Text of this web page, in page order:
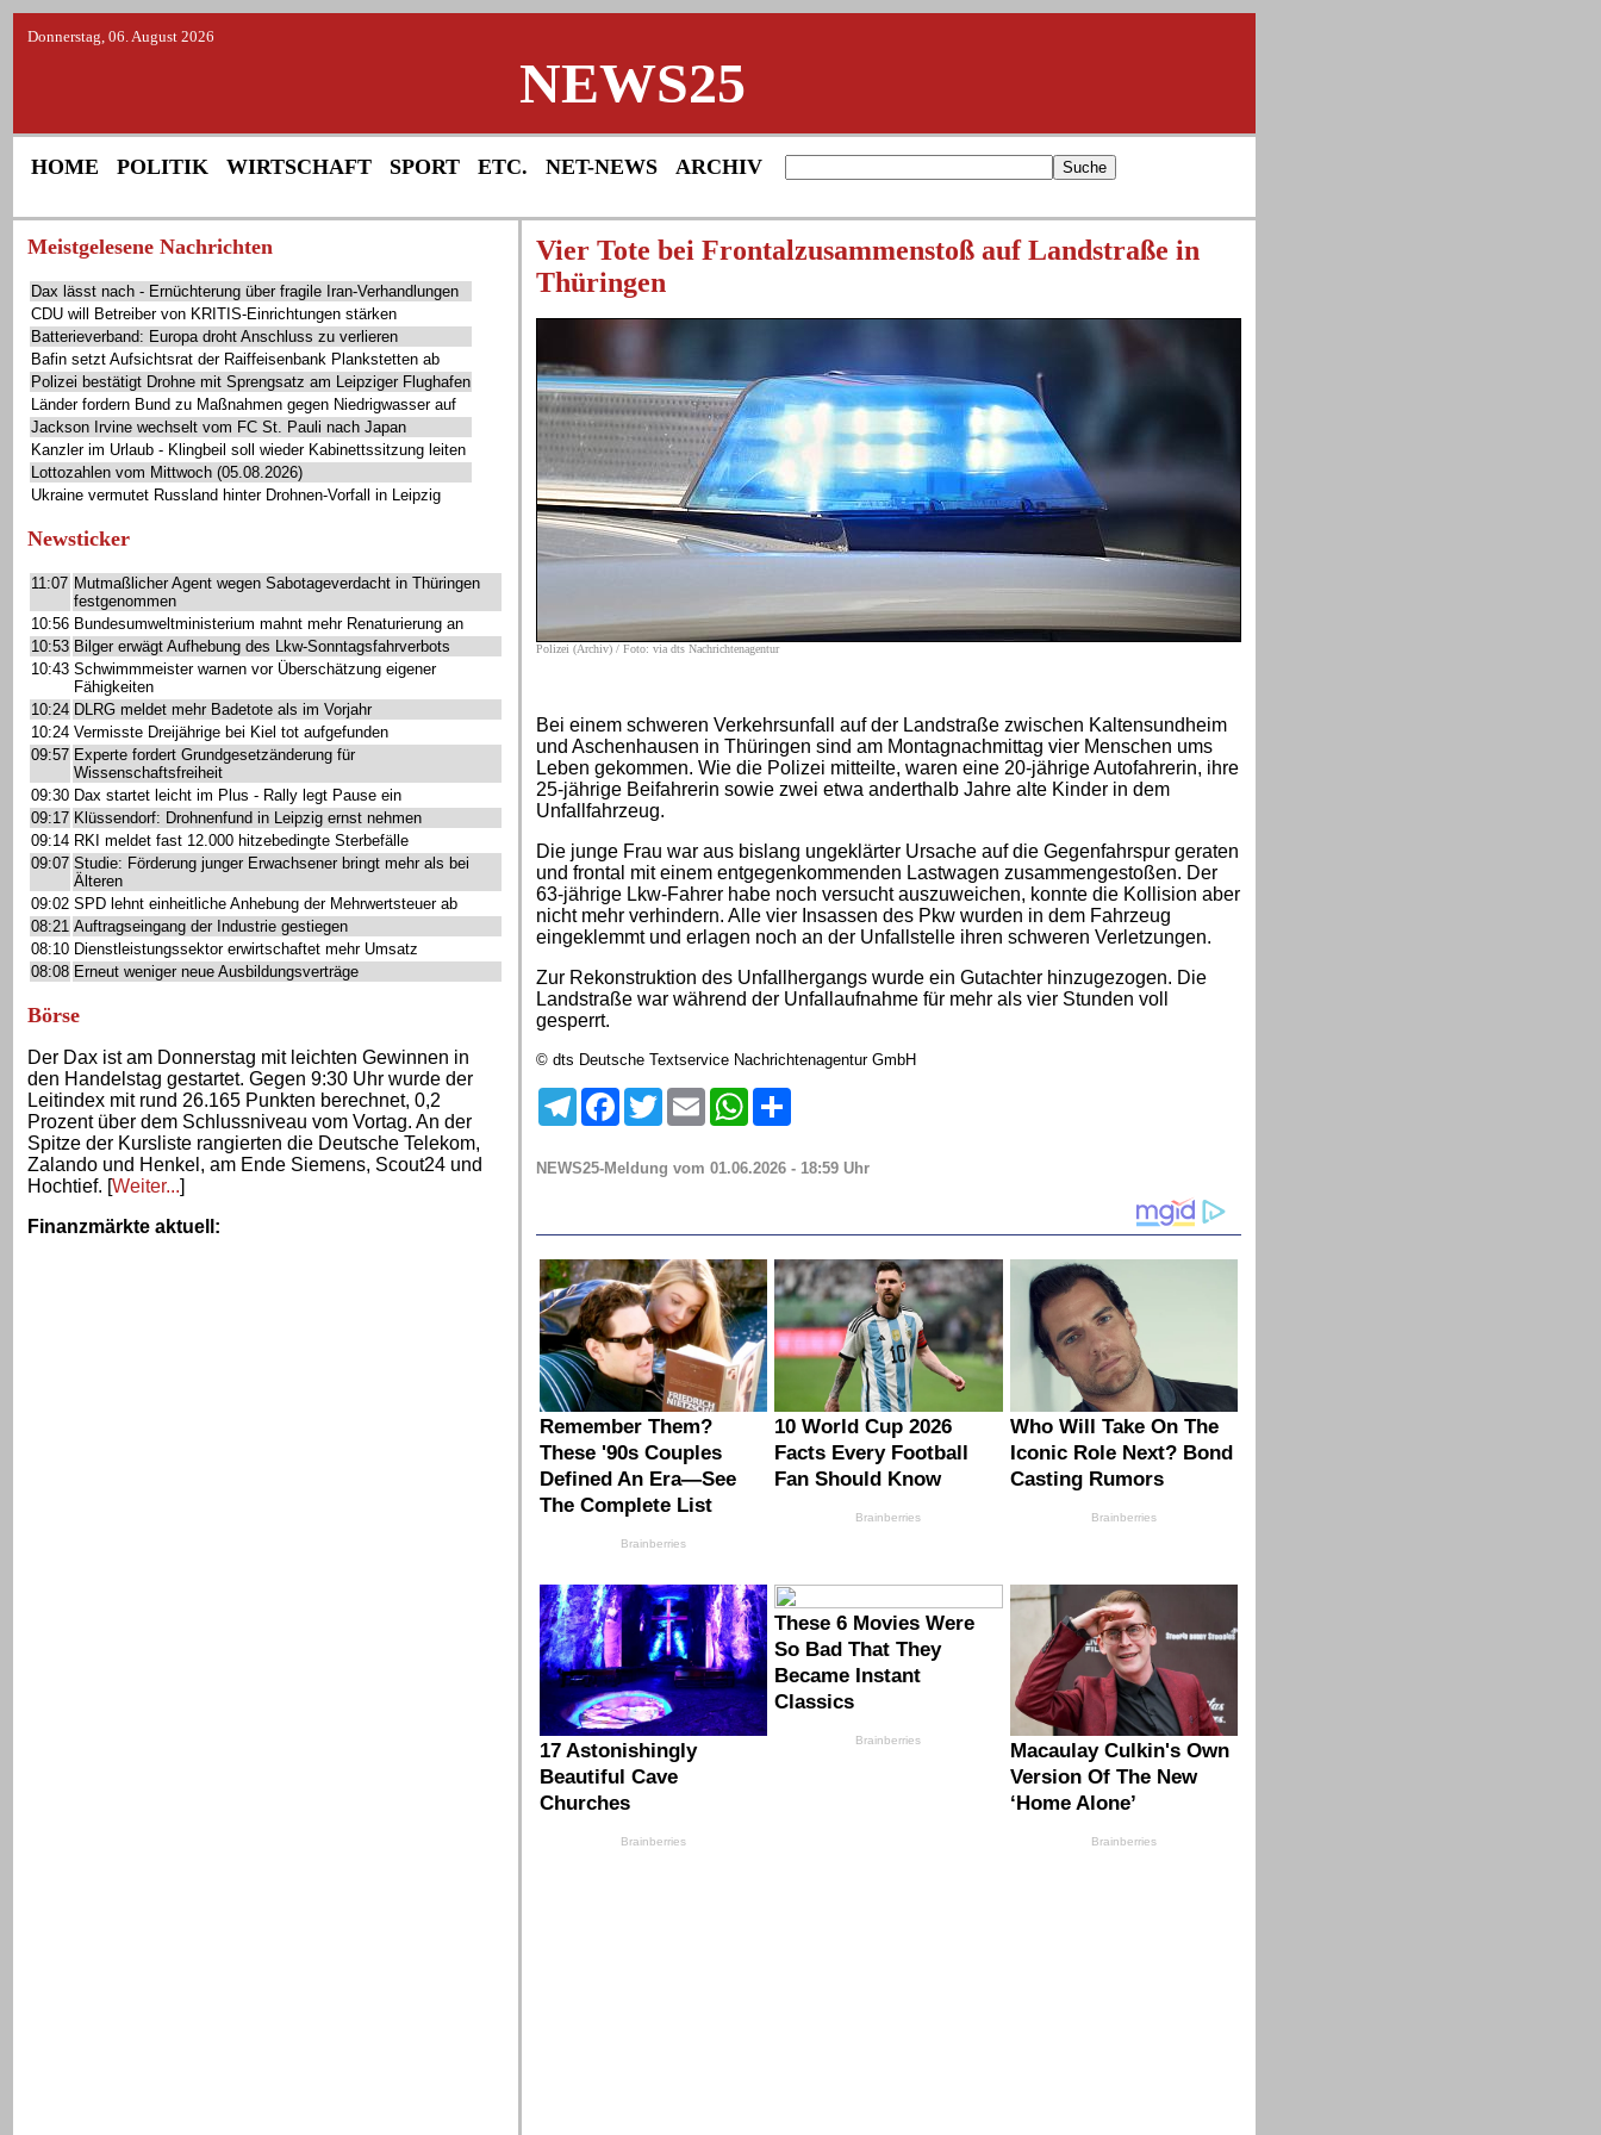
Donnerstag, 06. August 2026
NEWS25
HOME POLITIK WIRTSCHAFT SPORT ETC. NET-NEWS ARCHIV
Meistgelesene Nachrichten
Dax lässt nach - Ernüchterung über fragile Iran-Verhandlungen
CDU will Betreiber von KRITIS-Einrichtungen stärken
Batterieverband: Europa droht Anschluss zu verlieren
Bafin setzt Aufsichtsrat der Raiffeisenbank Plankstetten ab
Polizei bestätigt Drohne mit Sprengsatz am Leipziger Flughafen
Länder fordern Bund zu Maßnahmen gegen Niedrigwasser auf
Jackson Irvine wechselt vom FC St. Pauli nach Japan
Kanzler im Urlaub - Klingbeil soll wieder Kabinettssitzung leiten
Lottozahlen vom Mittwoch (05.08.2026)
Ukraine vermutet Russland hinter Drohnen-Vorfall in Leipzig
Newsticker
11:07 Mutmaßlicher Agent wegen Sabotageverdacht in Thüringen
festgenommen
10:56 Bundesumweltministerium mahnt mehr Renaturierung an
10:53 Bilger erwägt Aufhebung des Lkw-Sonntagsfahrverbots
10:43 Schwimmmeister warnen vor Überschätzung eigener
Fähigkeiten
10:24 DLRG meldet mehr Badetote als im Vorjahr
10:24 Vermisste Dreijährige bei Kiel tot aufgefunden
09:57 Experte fordert Grundgesetzänderung für
Wissenschaftsfreiheit
09:30 Dax startet leicht im Plus - Rally legt Pause ein
09:17 Klüssendorf: Drohnenfund in Leipzig ernst nehmen
09:14 RKI meldet fast 12.000 hitzebedingte Sterbefälle
09:07 Studie: Förderung junger Erwachsener bringt mehr als bei
Älteren
09:02 SPD lehnt einheitliche Anhebung der Mehrwertsteuer ab
08:21 Auftragseingang der Industrie gestiegen
08:10 Dienstleistungssektor erwirtschaftet mehr Umsatz
08:08 Erneut weniger neue Ausbildungsverträge
Börse
Der Dax ist am Donnerstag mit leichten Gewinnen in
den Handelstag gestartet. Gegen 9:30 Uhr wurde der
Leitindex mit rund 26.165 Punkten berechnet, 0,2
Prozent über dem Schlussniveau vom Vortag. An der
Spitze der Kursliste rangierten die Deutsche Telekom,
Zalando und Henkel, am Ende Siemens, Scout24 und
Hochtief. [Weiter...]
Finanzmärkte aktuell :
Vier Tote bei Frontalzusammenstoß auf Landstraße in
Thüringen
Polizei (Archiv) / Foto: via dts Nachrichtenagentur
Bei einem schweren Verkehrsunfall auf der Landstraße zwischen Kaltensundheim
und Aschenhausen in Thüringen sind am Montagnachmittag vier Menschen ums
Leben gekommen. Wie die Polizei mitteilte, waren eine 20-jährige Autofahrerin, ihre
25-jährige Beifahrerin sowie zwei etwa anderthalb Jahre alte Kinder in dem
Unfallfahrzeug.
Die junge Frau war aus bislang ungeklärter Ursache auf die Gegenfahrspur geraten
und frontal mit einem entgegenkommenden Lastwagen zusammengestoßen. Der
63-jährige Lkw-Fahrer habe noch versucht auszuweichen, konnte die Kollision aber
nicht mehr verhindern. Alle vier Insassen des Pkw wurden in dem Fahrzeug
eingeklemmt und erlagen noch an der Unfallstelle ihren schweren Verletzungen.
Zur Rekonstruktion des Unfallhergangs wurde ein Gutachter hinzugezogen. Die
Landstraße war während der Unfallaufnahme für mehr als vier Stunden voll
gesperrt.
© dts Deutsche Textservice Nachrichtenagentur GmbH
TelegramFacebookTwitter Email WhatsApp
NEWS25-Meldung vom 01.06.2026 - 18:59 Uhr